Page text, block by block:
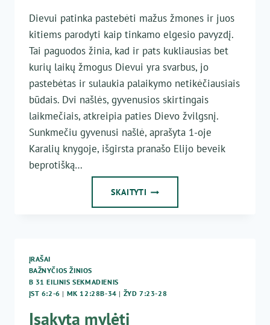
Dievui patinka pastebėti mažus žmones ir juos
kitiems parodyti kaip tinkamo elgesio pavyzdį.
Tai paguodos žinia, kad ir pats kukliausias bet
kurių laikų žmogus Dievui yra svarbus, jo
pastebėtas ir sulaukia palaikymo netikėčiausiais
būdais. Dvi našlės, gyvenusios skirtingais
laikmečiais, atkreipia paties Dievo žvilgsnį.
Sunkmečiu gyvenusi našlė, aprašyta 1-oje
Karalių knygoje, išgirsta pranašo Elijo beveik
beprotišką…
SKAITYTI BET
ĮRAŠAI
BAŽNYČIOS ŽINIOS
B 31 EILINIS SEKMADIENIS
ĮST 6:2-6 | MK 12:28B-34 | ŽYD 7:23-28
Įsakyta mylėti